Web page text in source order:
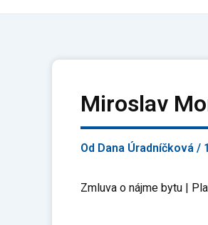
Miroslav
Od Dana Úradníčková /
Zmluva o nájme bytu |